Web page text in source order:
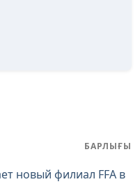
БАРЛЫҒЫ
новый филиал FFA в